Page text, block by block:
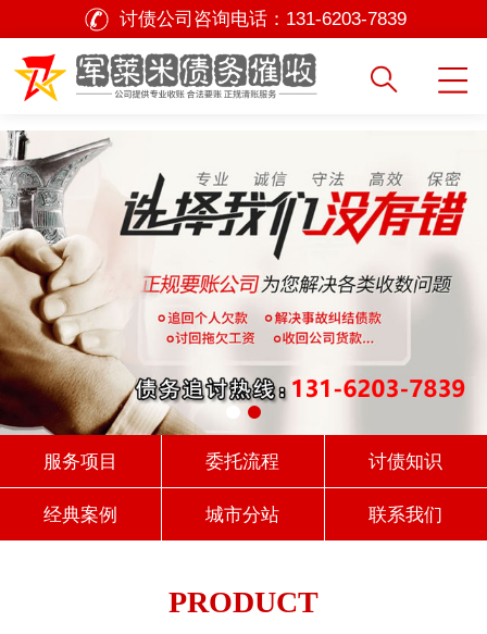
讨债公司咨询电话： 131-6203-7839
服务项目 委托流程 讨债知识
经典案例 城市分站 联系我们
PRODUCT